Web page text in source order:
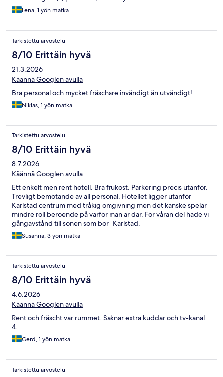
Lena, 1 yön matka
Tarkistettu arvostelu
8/10 Erittäin hyvä
21.3.2026
Käännä Googlen avulla
Bra personal och mycket fräschare invändigt än utvändigt!
Niklas, 1 yön matka
Tarkistettu arvostelu
8/10 Erittäin hyvä
8.7.2026
Käännä Googlen avulla
Ett enkelt men rent hotell. Bra frukost. Parkering precis utanför.
Trevligt bemötande av all personal. Hotellet ligger utanför
Karlstad centrum med tråkig omgivning men det kanske spelar
mindre roll beroende på varför man är där. För våran del hade vi
gångavstånd till sonen som bor i Karlstad.
Susanna, 3 yön matka
Tarkistettu arvostelu
8/10 Erittäin hyvä
4.6.2026
Käännä Googlen avulla
Rent och fräscht var rummet. Saknar extra kuddar och tv-kanal
4.
Gerd, 1 yön matka
Tarkistettu arvostelu